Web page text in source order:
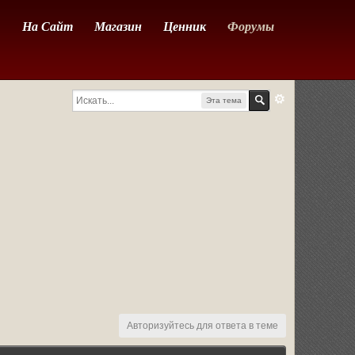
На Сайт Магазин Ценник Форумы
Эта тема
Авторизуйтесь для ответа в теме